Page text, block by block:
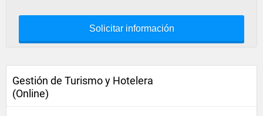
Solicitar información
Gestión de Turismo y Hotelera
(Online)